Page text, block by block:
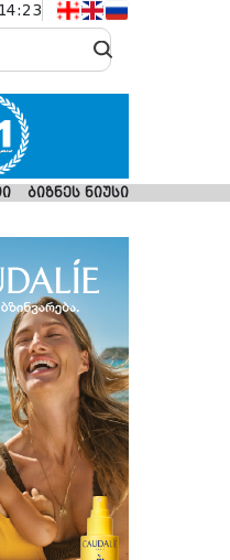
14:23
ბიზნეს ნიუსი